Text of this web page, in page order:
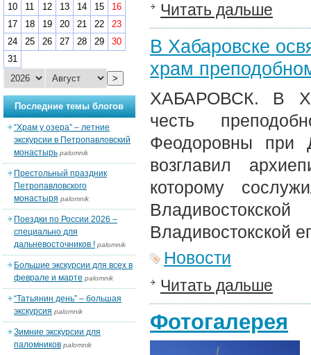
Читать дальше
В Хабаровске
храм
ХАБАРОВСК. В
честь
Феодоровны при
возглавил
которому
Владивостокской
Новости
Читать дальше
Фотогалерея
10
11 12 13 14 15
16
17
18 19 20 21 22
23
24
25 26 27 28 29
30
31
>
Последние темы блогов
“Храм у озера” – летние
экскурсии в Петропавловский
монастырь palomnik
Престольный праздник
Петропавловского
монастыря palomnik
Поездки по России 2026 –
специально для
дальневосточников ! palomnik
Большие экскурсии для всех в
феврале и марте palomnik
“Татьянин день” – большая
экскурсия palomnik
Зимние экскурсии для
паломников palomnik